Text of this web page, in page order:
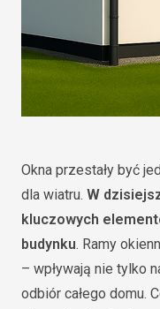
Okna przestały być
dla wiatru. W
kluczowych
budynku. Ramy
– wpływają nie tylko
odbiór całego domu.